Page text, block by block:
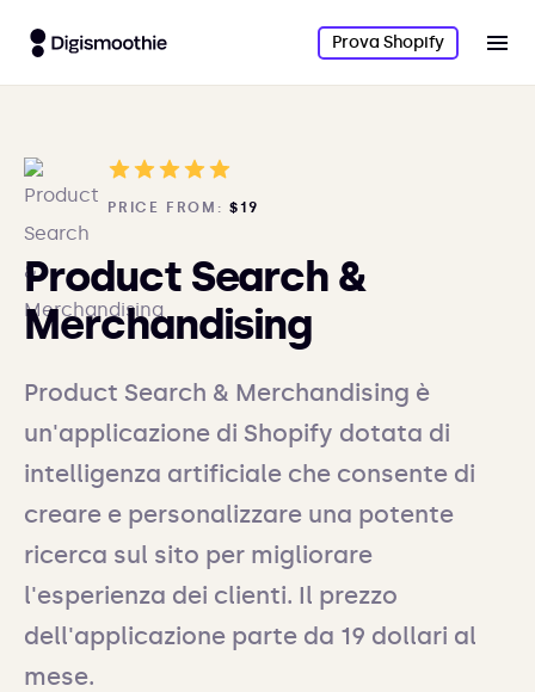
Prova Shopify
PRICE FROM: $19
Product Search &
Merchandising
Product Search & Merchandising è
un'applicazione di Shopify dotata di
intelligenza artificiale che consente di
creare e personalizzare una potente
ricerca sul sito per migliorare
l'esperienza dei clienti. Il prezzo
dell'applicazione parte da 19 dollari al
mese.